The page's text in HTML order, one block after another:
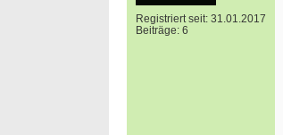
Registriert seit: 31.01.2017
Beiträge: 6